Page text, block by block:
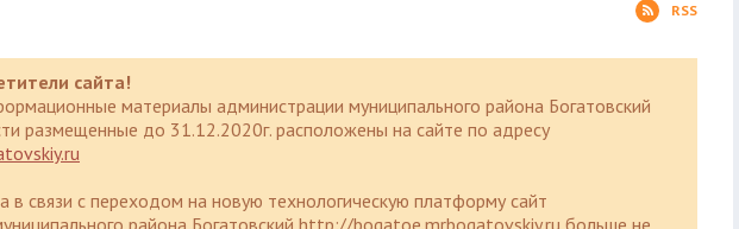
RSS
сайта!
материалы администрации муниципального района Богатовский
размещенные до 31.12.2020г. расположены на сайте по адресу
в связи с переходом на новую технологическую платформу сайт
района Богатовский http://bogatoe.mrbogatovskiy.ru больше не